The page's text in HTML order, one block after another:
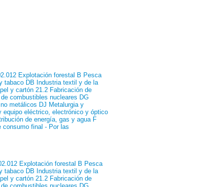
Explotación forestal B Pesca
tabaco DB Industria textil y de la
y cartón 21.2 Fabricación de
combustibles nucleares DG
metálicos DJ Metalurgia y
equipo eléctrico, electrónico y óptico
de energía, gas y agua F
consumo final - Por las
Explotación forestal B Pesca
tabaco DB Industria textil y de la
y cartón 21.2 Fabricación de